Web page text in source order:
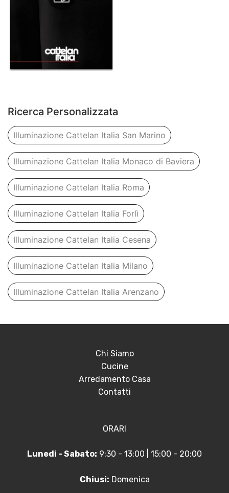
Ricerca Personalizzata
Illuminazione Cattelan Italia San Marino
Illuminazione Cattelan Italia Monaco di Baviera
Illuminazione Cattelan Italia Roma
Illuminazione Cattelan Italia Forlì
Illuminazione Cattelan Italia Cesena
Illuminazione Cattelan Italia Milano
Illuminazione Cattelan Italia Arenzano
Chi Siamo
Cucine
Arredamento Casa
Contatti
ORARI
Lunedi - Sabato: 9:30 - 13:00 | 15:00 - 20:00
Chiusi: Domenica